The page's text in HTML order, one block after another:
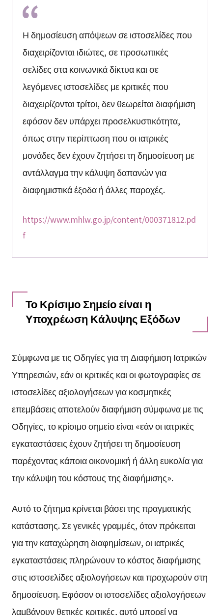
Η δημοσίευση απόψεων σε ιστοσελίδες που
διαχειρίζονται ιδιώτες, σε προσωπικές
σελίδες στα κοινωνικά δίκτυα και σε
λεγόμενες ιστοσελίδες με κριτικές που
διαχειρίζονται τρίτοι, δεν θεωρείται διαφήμιση
εφόσον δεν υπάρχει προσελκυστικότητα,
όπως στην περίπτωση που οι ιατρικές
μονάδες δεν έχουν ζητήσει τη δημοσίευση με
αντάλλαγμα την κάλυψη δαπανών για
διαφημιστικά έξοδα ή άλλες παροχές.
https://www.mhlw.go.jp/content/000371812.pd
f
Το Κρίσιμο Σημείο είναι η
Υποχρέωση Κάλυψης Εξόδων
Σύμφωνα με τις Οδηγίες για τη Διαφήμιση Ιατρικών
Υπηρεσιών, εάν οι κριτικές και οι φωτογραφίες σε
ιστοσελίδες αξιολογήσεων για κοσμητικές
επεμβάσεις αποτελούν διαφήμιση σύμφωνα με τις
Οδηγίες, το κρίσιμο σημείο είναι «εάν οι ιατρικές
εγκαταστάσεις έχουν ζητήσει τη δημοσίευση
παρέχοντας κάποια οικονομική ή άλλη ευκολία για
την κάλυψη του κόστους της διαφήμισης».
Αυτό το ζήτημα κρίνεται βάσει της πραγματικής
κατάστασης. Σε γενικές γραμμές, όταν πρόκειται
για την καταχώρηση διαφημίσεων, οι ιατρικές
εγκαταστάσεις πληρώνουν το κόστος διαφήμισης
στις ιστοσελίδες αξιολογήσεων και προχωρούν στη
δημοσίευση. Εφόσον οι ιστοσελίδες αξιολογήσεων
λαμβάνουν θετικές κριτικές, αυτό μπορεί να